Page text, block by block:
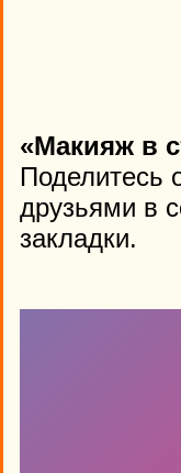
«Макияж в
Поделитесь
друзьями в
закладки.